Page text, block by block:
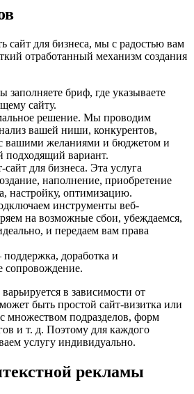
сайт для бизнеса, мы с радостью вам
отработанный механизм создания
заполняете бриф, где указываете
сайту.
решение. Мы проводим
вашей ниши, конкурентов,
вашими желаниями и бюджетом и
подходящий вариант.
для бизнеса. Эта услуга
наполнение, приобретение
настройку, оптимизацию.
инструменты веб-
на возможные сбои, убеждаемся,
и передаем вам права
доработка и
сопровождение.
в зависимости от
быть простой сайт-визитка или
множеством подразделов, форм
и т. д. Поэтому для каждого
услугу индивидуально.
рекламы